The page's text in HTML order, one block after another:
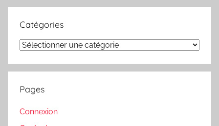
Catégories
Catégories
Pages
Connexion